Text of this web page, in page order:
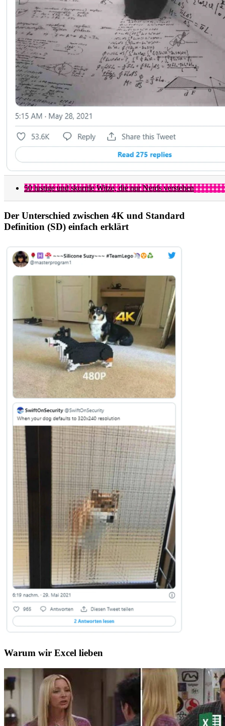
50 lustige und skurrile Witze, die nur Nerds verstehen
Der Unterschied zwischen 4K und Standard
Definition (SD) einfach erklärt
Warum wir Excel lieben